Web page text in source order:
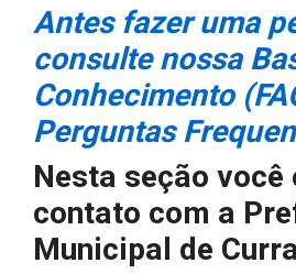
Antes fazer uma
consulte nossa
Conhecimento
Perguntas
Nesta seção você
contato com a
Municipal de